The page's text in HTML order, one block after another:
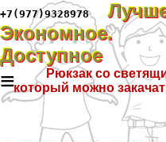
+7(977)9328978
Экономное.
Доступное
≡
Рюкзак со
который можно